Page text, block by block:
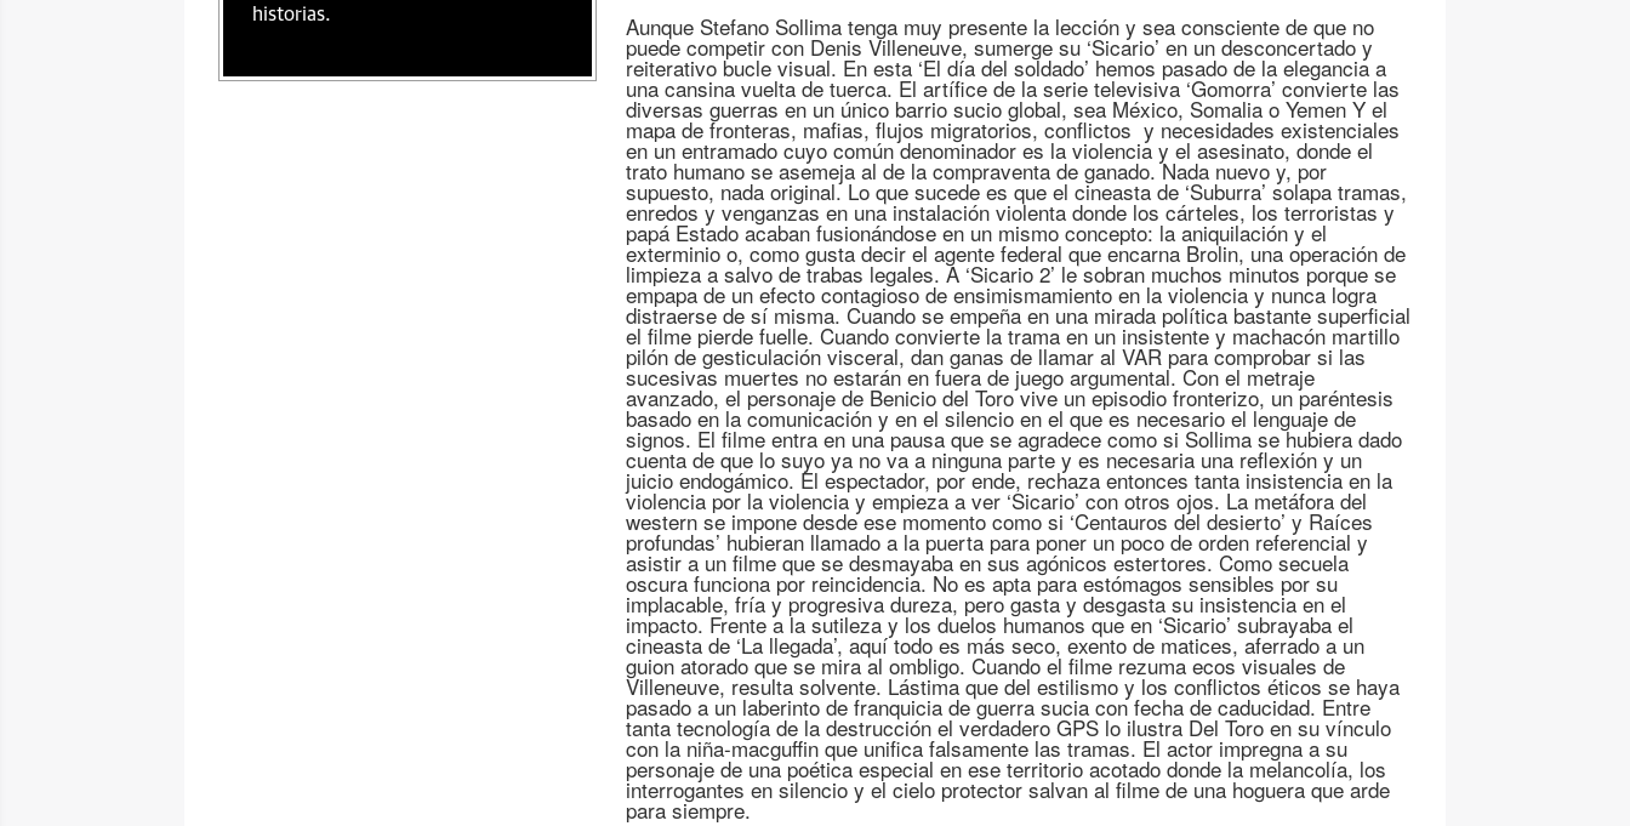
Aunque Stefano Sollima tenga muy presente la lección y sea consciente de que no
puede competir con Denis Villeneuve, sumerge su ‘Sicario’ en un desconcertado y
reiterativo bucle visual. En esta ‘El día del soldado’ hemos pasado de la elegancia a
una cansina vuelta de tuerca. El artífice de la serie televisiva ‘Gomorra’ convierte las
diversas guerras en un único barrio sucio global, sea México, Somalia o Yemen Y el
mapa de fronteras, mafias, flujos migratorios, conflictos y necesidades existenciales
en un entramado cuyo común denominador es la violencia y el asesinato, donde el
trato humano se asemeja al de la compraventa de ganado. Nada nuevo y, por
supuesto, nada original. Lo que sucede es que el cineasta de ‘Suburra’ solapa tramas,
enredos y venganzas en una instalación violenta donde los cárteles, los terroristas y
papá Estado acaban fusionándose en un mismo concepto: la aniquilación y el
exterminio o, como gusta decir el agente federal que encarna Brolin, una operación de
limpieza a salvo de trabas legales. A ‘Sicario 2’ le sobran muchos minutos porque se
empapa de un efecto contagioso de ensimismamiento en la violencia y nunca logra
distraerse de sí misma. Cuando se empeña en una mirada política bastante superficial
el filme pierde fuelle. Cuando convierte la trama en un insistente y machacón martillo
pilón de gesticulación visceral, dan ganas de llamar al VAR para comprobar si las
sucesivas muertes no estarán en fuera de juego argumental. Con el metraje
avanzado, el personaje de Benicio del Toro vive un episodio fronterizo, un paréntesis
basado en la comunicación y en el silencio en el que es necesario el lenguaje de
signos. El filme entra en una pausa que se agradece como si Sollima se hubiera dado
cuenta de que lo suyo ya no va a ninguna parte y es necesaria una reflexión y un
juicio endogámico. El espectador, por ende, rechaza entonces tanta insistencia en la
violencia por la violencia y empieza a ver ‘Sicario’ con otros ojos. La metáfora del
western se impone desde ese momento como si ‘Centauros del desierto’ y Raíces
profundas’ hubieran llamado a la puerta para poner un poco de orden referencial y
asistir a un filme que se desmayaba en sus agónicos estertores. Como secuela
oscura funciona por reincidencia. No es apta para estómagos sensibles por su
implacable, fría y progresiva dureza, pero gasta y desgasta su insistencia en el
impacto. Frente a la sutileza y los duelos humanos que en ‘Sicario’ subrayaba el
cineasta de ‘La llegada’, aquí todo es más seco, exento de matices, aferrado a un
guion atorado que se mira al ombligo. Cuando el filme rezuma ecos visuales de
Villeneuve, resulta solvente. Lástima que del estilismo y los conflictos éticos se haya
pasado a un laberinto de franquicia de guerra sucia con fecha de caducidad. Entre
tanta tecnología de la destrucción el verdadero GPS lo ilustra Del Toro en su vínculo
con la niña-macguffin que unifica falsamente las tramas. El actor impregna a su
personaje de una poética especial en ese territorio acotado donde la melancolía, los
interrogantes en silencio y el cielo protector salvan al filme de una hoguera que arde
para siempre.
historias.